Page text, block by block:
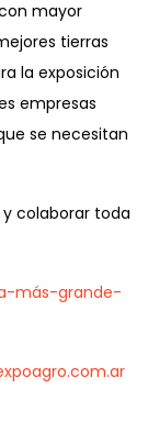
mayor
tierras
la exposición
empresas
se necesitan
colaborar toda